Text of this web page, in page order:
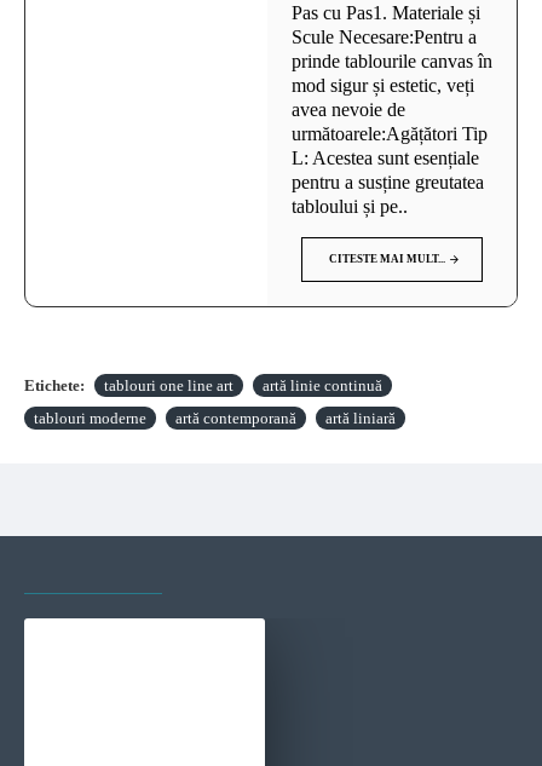
Pas cu Pas1. Materiale și
Scule Necesare:Pentru a
prinde tablourile canvas în
mod sigur și estetic, veți
avea nevoie de
următoarele:Agățători Tip
L: Acestea sunt esențiale
pentru a susține greutatea
tabloului și pe..
CITESTE MAI MULT...
Etichete: tablouri one line art
artă linie continuă
tablouri moderne
artă contemporană artă liniară